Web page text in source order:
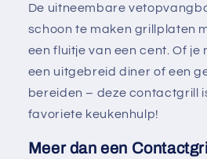
De uitneembare
schoon te maken grillplaten
een fluitje van een cent. Of je
een uitgebreid diner of een
bereiden – deze contactgrill
favoriete keukenhulp!
Meer dan een